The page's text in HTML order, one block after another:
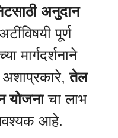
अनुदान
पूर्ण
मार्गदर्शनाने
अशाप्रकारे,तेल
योजनाचा लाभ
आहे.